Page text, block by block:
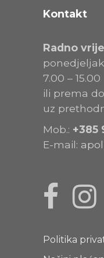
Kontakt
Radno
7.00 – 15.00
ili prema
uz
Mob.: +385
E-mail:
Politika